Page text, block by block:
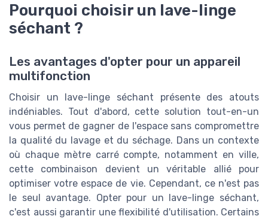
Pourquoi choisir un lave-linge
séchant ?
Les avantages d'opter pour un appareil
multifonction
Choisir un lave-linge séchant présente des atouts
indéniables. Tout d'abord, cette solution tout-en-un
vous permet de gagner de l'espace sans compromettre
la qualité du lavage et du séchage. Dans un contexte
où chaque mètre carré compte, notamment en ville,
cette combinaison devient un véritable allié pour
optimiser votre espace de vie. Cependant, ce n'est pas
le seul avantage. Opter pour un lave-linge séchant,
c'est aussi garantir une flexibilité d'utilisation. Certains